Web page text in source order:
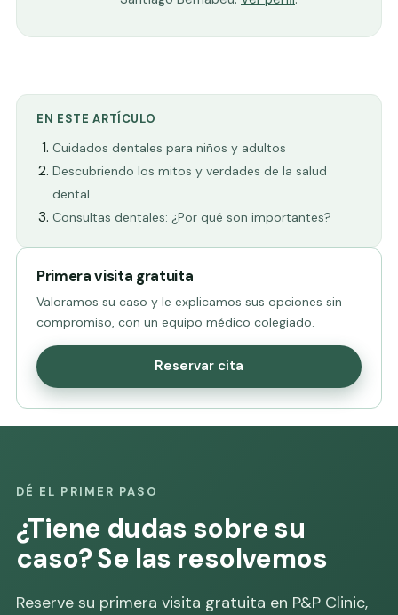
EN ESTE ARTÍCULO
Cuidados dentales para niños y adultos
Descubriendo los mitos y verdades de la salud
dental
Consultas dentales: ¿Por qué son importantes?
Primera visita gratuita
Valoramos su caso y le explicamos sus opciones sin
compromiso, con un equipo médico colegiado.
Reservar cita
DÉ EL PRIMER PASO
¿Tiene dudas sobre su
caso? Se las resolvemos
Reserve su primera visita gratuita en P&P Clinic,